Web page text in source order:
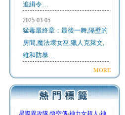
追緝令…
2025-03-05
猛毒最終章：最後一舞,隔壁的
房間,魔法壞女巫,獵人克萊文,
維和防暴…
MORE
星際異攻隊‧悟空傳‧神力女超人 ‧神